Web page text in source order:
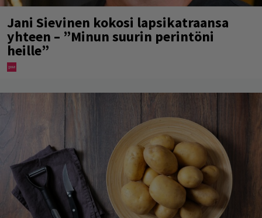
Jani Sievinen kokosi lapsikatraansa
yhteen – ”Minun suurin perintöni
heille”